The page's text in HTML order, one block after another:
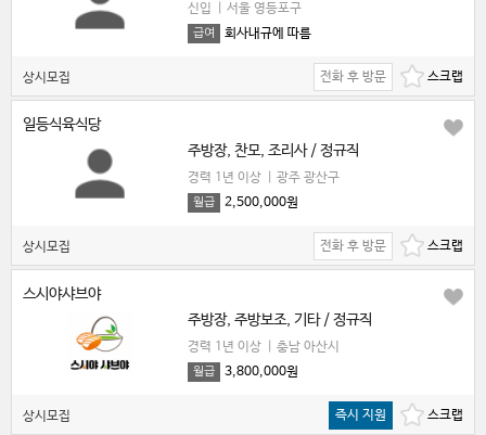
신입 서울 영등포구
급여 회사내규에 따름
상시모집 전화 후 방문
일등식육식당
주방장, 찬모, 조리사 / 정규직
경력 1년 이상 광주 광산구
월급 2,500,000원
상시모집 전화 후 방문
스시야샤브야
주방장, 주방보조, 기타 / 정규직
경력 1년 이상 충남 아산시
월급 3,800,000원
상시모집 즉시 지원